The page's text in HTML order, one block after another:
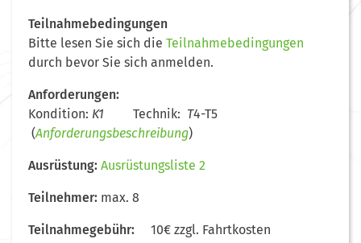
Teilnahmebedingungen
Bitte lesen Sie sich die Teilnahmebedingungen
durch bevor Sie sich anmelden.
Anforderungen:
Kondition: K1 Technik: T4-T5
(Anforderungsbeschreibung)
Ausrüstung: Ausrüstungsliste 2
Teilnehmer: max. 8
Teilnahmegebühr: 10€ zzgl. Fahrtkosten